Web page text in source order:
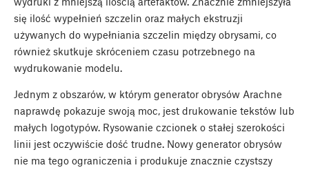
się ilość wypełnień szczelin oraz małych ekstruzji
używanych do wypełniania szczelin między obrysami, co
również skutkuje skróceniem czasu potrzebnego na
wydrukowanie modelu.
Jednym z obszarów, w którym generator obrysów Arachne
naprawdę pokazuje swoją moc, jest drukowanie tekstów lub
małych logotypów. Rysowanie czcionek o stałej szerokości
linii jest oczywiście dość trudne. Nowy generator obrysów
nie ma tego ograniczenia i produkuje znacznie czystszy